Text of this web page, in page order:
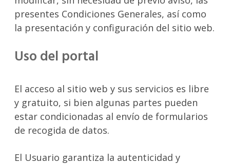
presentes Condiciones Generales, así como
la presentación y configuración del sitio web.
Uso del portal
El acceso al sitio web y sus servicios es libre
y gratuito, si bien algunas partes pueden
estar condicionadas al envío de formularios
de recogida de datos.
El Usuario garantiza la autenticidad y